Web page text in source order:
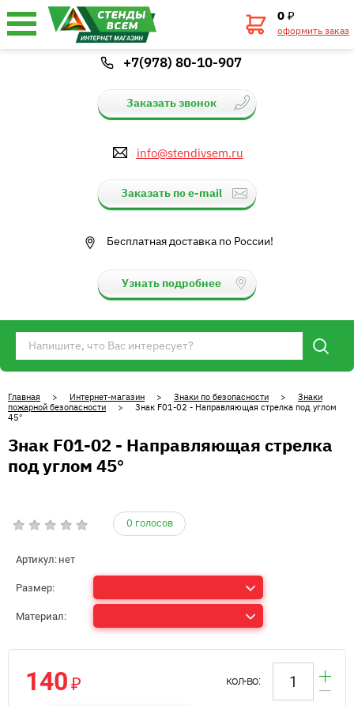
0₽
оформить заказ
+7(978) 80-10-907
Заказать звонок
info@stendivsem.ru
Заказать по e-mail
Бесплатная доставка по России!
Узнать подробнее
Главная > Интернет-магазин > Знаки по безопасности > Знаки
пожарной безопасности > Знак F01-02 - Направляющая стрелка под углом
45°
Знак F01-02 - Направляющая стрелка
под углом 45°
0 голосов
Артикул:нет
Размер:
Материал:
140₽ кол-во: